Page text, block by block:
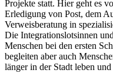
Projekte statt. Hier geht es
Erledigung von Post, dem
Verweisberatung in
Die Integrationslotsinnen
Menschen bei den ersten
begleiten aber auch
länger in der Stadt leben